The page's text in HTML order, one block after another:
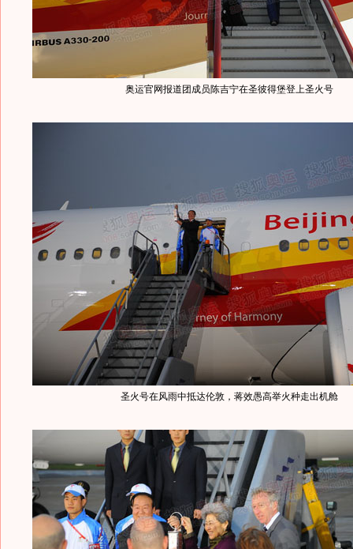
奥运官网报道团成员陈吉宁在圣彼得堡登上圣火号
圣火号在风雨中抵达伦敦，蒋效愚高举火种走出机舱